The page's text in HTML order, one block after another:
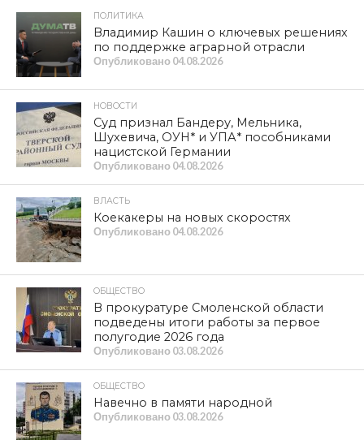
ПОЛИТИКА
Владимир Кашин о ключевых решениях
по поддержке аграрной отрасли
Опубликовано 04.08.2026
НОВОСТИ
Суд признал Бандеру, Мельника,
Шухевича, ОУН* и УПА* пособниками
нацистской Германии
Опубликовано 04.08.2026
ВЛАСТЬ
Коекакеры на новых скоростях
Опубликовано 04.08.2026
ОБЩЕСТВО
В прокуратуре Смоленской области
подведены итоги работы за первое
полугодие 2026 года
Опубликовано 03.08.2026
ОБЩЕСТВО
Навечно в памяти народной
Опубликовано 03.08.2026